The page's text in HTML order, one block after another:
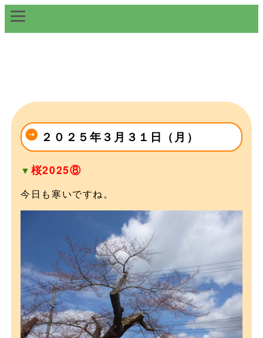
２０２５年３月３１日（月）
▼ 桜2025⑧
今日も寒いですね。